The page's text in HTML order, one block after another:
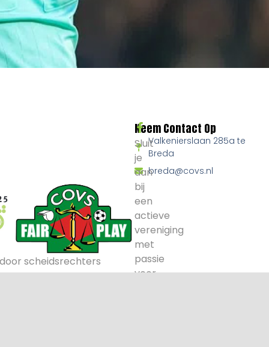
scheidsrechters
Neem Contact Op
Valkenierslaan 285a te
Breda
breda@covs.nl
Sluit
je
aan
bij
een
actieve
vereniging
met
passie
voor